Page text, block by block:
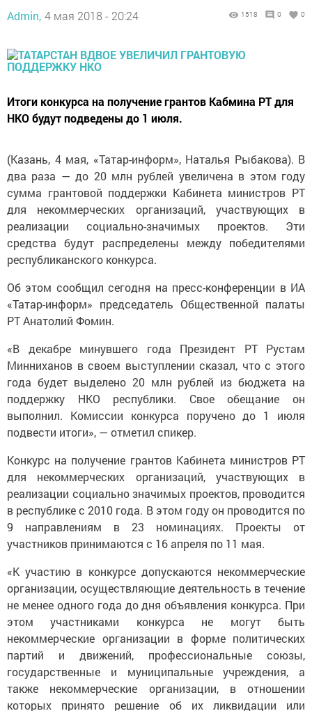
Admin, 4 мая 2018 - 20:24 1518 0 0
Итоги конкурса на получение грантов Кабмина РТ для
НКО будут подведены до 1 июля.
(Казань, 4 мая, «Татар-информ», Наталья Рыбакова). В
два раза — до 20 млн рублей увеличена в этом году
сумма грантовой поддержки Кабинета министров РТ
для некоммерческих организаций, участвующих в
реализации социально-значимых проектов. Эти
средства будут распределены между победителями
республиканского конкурса.
Об этом сообщил сегодня на пресс-конференции в ИА
«Татар-информ» председатель Общественной палаты
РТ Анатолий Фомин.
«В декабре минувшего года Президент РТ Рустам
Минниханов в своем выступлении сказал, что с этого
года будет выделено 20 млн рублей из бюджета на
поддержку НКО республики. Свое обещание он
выполнил. Комиссии конкурса поручено до 1 июля
подвести итоги», — отметил спикер.
Конкурс на получение грантов Кабинета министров РТ
для некоммерческих организаций, участвующих в
реализации социально значимых проектов, проводится
в республике с 2010 года. В этом году он проводится по
9 направлениям в 23 номинациях. Проекты от
участников принимаются с 16 апреля по 11 мая.
«К участию в конкурсе допускаются некоммерческие
организации, осуществляющие деятельность в течение
не менее одного года до дня объявления конкурса. При
этом участниками конкурса не могут быть
некоммерческие организации в форме политических
партий и движений, профессиональные союзы,
государственные и муниципальные учреждения, а
также некоммерческие организации, в отношении
которых принято решение об их ликвидации или